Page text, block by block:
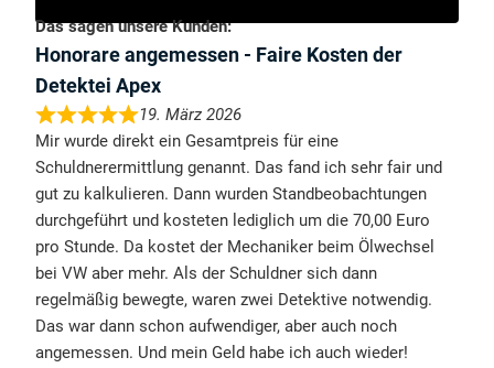
Das sagen unsere Kunden:
Honorare angemessen - Faire Kosten der
Detektei Apex
19. März 2026
Mir wurde direkt ein Gesamtpreis für eine
Schuldnerermittlung genannt. Das fand ich sehr fair und
gut zu kalkulieren. Dann wurden Standbeobachtungen
durchgeführt und kosteten lediglich um die 70,00 Euro
pro Stunde. Da kostet der Mechaniker beim Ölwechsel
bei VW aber mehr. Als der Schuldner sich dann
regelmäßig bewegte, waren zwei Detektive notwendig.
Das war dann schon aufwendiger, aber auch noch
angemessen. Und mein Geld habe ich auch wieder!